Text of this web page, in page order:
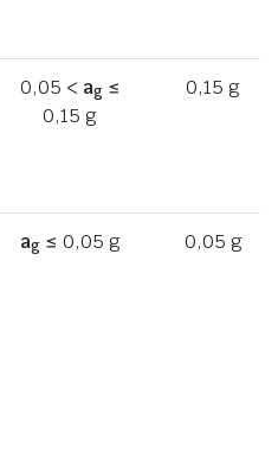
0,05 < ag≤
0,15 g
0,15 g
ag≤ 0,05 g 0,05 g